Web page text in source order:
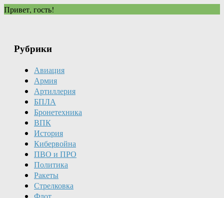
Привет, гость!
Рубрики
Авиация
Армия
Артиллерия
БПЛА
Бронетехника
ВПК
История
Кибервойна
ПВО и ПРО
Политика
Ракеты
Стрелковка
Флот